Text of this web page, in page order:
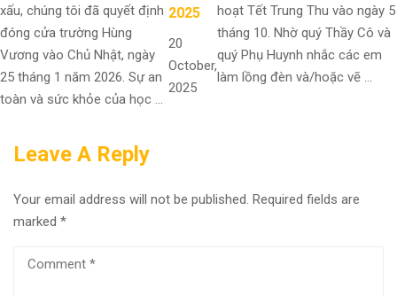
xấu, chúng tôi đã quyết định
đóng cửa trường Hùng
Vương vào Chủ Nhật, ngày
25 tháng 1 năm 2026. Sự an
toàn và sức khỏe của học …
2025
20
October,
2025
hoạt Tết Trung Thu vào ngày 5
tháng 10. Nhờ quý Thầy Cô và
quý Phụ Huynh nhắc các em
làm lồng đèn và/hoặc vẽ …
Leave A Reply
Your email address will not be published. Required fields are
marked *